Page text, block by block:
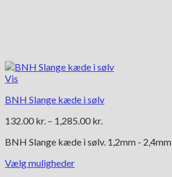
Vis
BNH Slange kæde i sølv
132.00 kr. – 1,285.00 kr.
til
BNH Slange kæde i sølv. 1,2mm - 2,4mm
Vælg muligheder